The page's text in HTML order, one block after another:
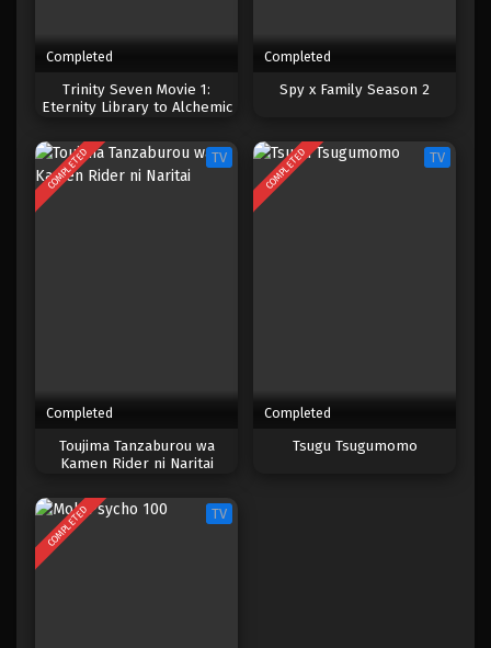
Completed
Trinity Seven Movie 1:
Eternity Library to Alchemic
Completed
Spy x Family Season 2
COMPLETED TV
Completed
Toujima Tanzaburou wa
Kamen Rider ni Naritai
COMPLETED TV
Completed
Tsugu Tsugumomo
COMPLETED TV